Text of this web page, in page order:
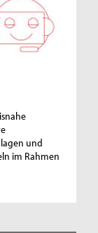
und
im Rahmen